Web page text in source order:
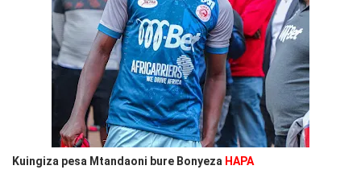
Kuingiza pesa Mtandaoni bure Bonyeza HAPA